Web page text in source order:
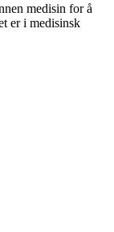
medisin for å
er i medisinsk